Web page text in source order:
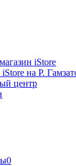
iStore
на Р.
центр
0